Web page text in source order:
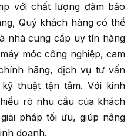
với chất lượng đảm bảo
Quý khách hàng có thể
nhà cung cấp uy tín hàng
móc công nghiệp, cam
hãng, dịch vụ tư vấn
thuật tận tâm. Với kinh
rõ nhu cầu của khách
pháp tối ưu, giúp nâng
doanh.